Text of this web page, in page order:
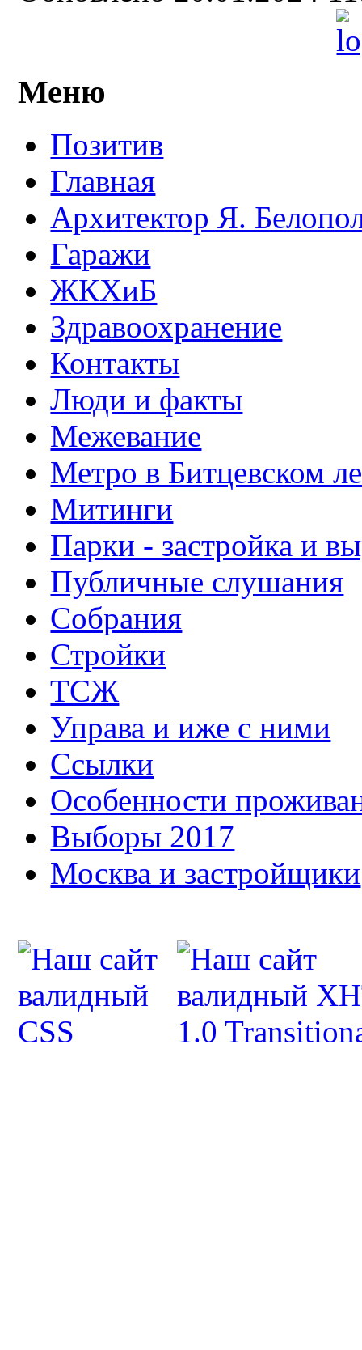
Меню
Позитив
Главная
Архитектор Я.
Гаражи
ЖКХиБ
Здравоохранение
Контакты
Люди и факты
Межевание
Метро в Битцевском
Митинги
Парки - застройка и
Публичные слушания
Собрания
Стройки
ТСЖ
Управа и иже с ними
Ссылки
Особенности
Выборы 2017
Москва и застройщики